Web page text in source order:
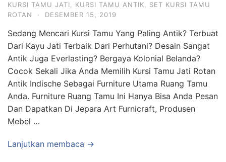
KURSI TAMU JATI KURSI TAMU ANTIK
SET KURSI TAMU
ROTAN
· DESEMBER 15, 2019
Sedang Mencari Kursi Tamu Yang Paling Antik? Terbuat
Dari Kayu Jati Terbaik Dari Perhutani? Desain Sangat
Antik Juga Everlasting? Bergaya Kolonial Belanda?
Cocok Sekali Jika Anda Memilih Kursi Tamu Jati Rotan
Antik Indische Sebagai Furniture Utama Ruang Tamu
Anda. Furniture Ruang Tamu Ini Hanya Bisa Anda Pesan
Dan Dapatkan Di Jepara Art Furnicraft, Produsen
Mebel …
Lanjutkan membaca →